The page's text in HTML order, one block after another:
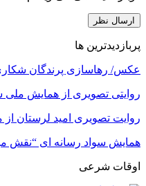
پربازدیدترین ها
عکس/ رهاسازی پرندگان
روایتی تصویری از همایش
روایت تصویری امید لرستان
همایش سواد رسانه ای “نقش
اوقات شرعی